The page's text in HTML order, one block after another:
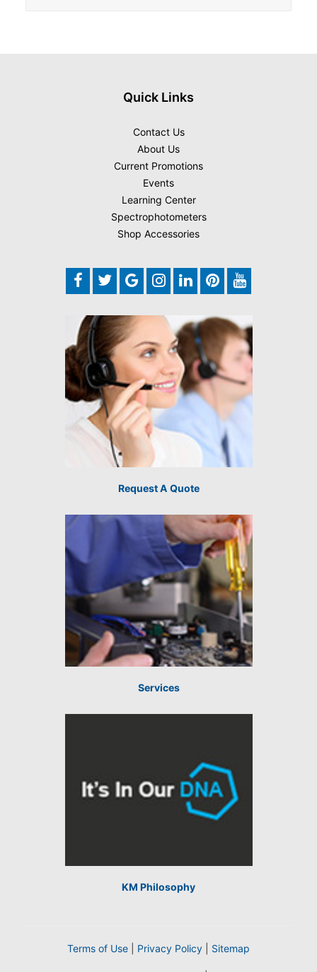
Quick Links
Contact Us
About Us
Current Promotions
Events
Learning Center
Spectrophotometers
Shop Accessories
Request A Quote
Services
KM Philosophy
Terms of Use Privacy Policy Sitemap